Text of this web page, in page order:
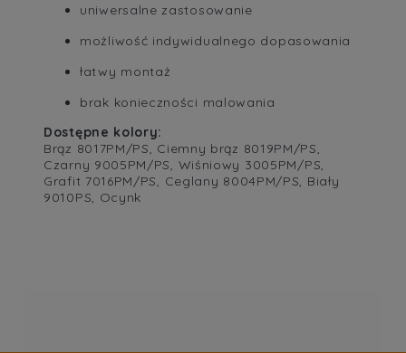
uniwersalne zastosowanie
możliwość indywidualnego dopasowania
łatwy montaż
brak konieczności malowania
Dostępne kolory:
Brąz 8017PM/PS, Ciemny brąz 8019PM/PS,
Czarny 9005PM/PS, Wiśniowy 3005PM/PS,
Grafit 7016PM/PS, Ceglany 8004PM/PS, Biały
9010PS, Ocynk